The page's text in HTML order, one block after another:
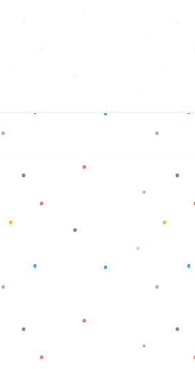
Baca selengkapnya